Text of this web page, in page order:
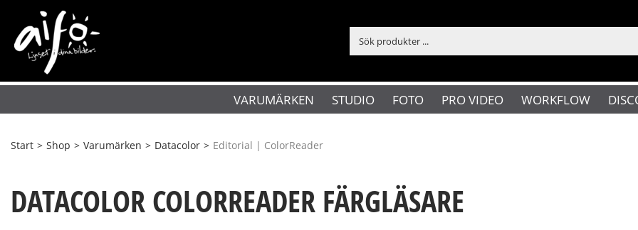
VARUMÄRKEN STUDIO FOTO PRO VIDEO WORKFLOW
Start > Shop > Varumärken > Datacolor > Editorial | ColorReader
DATACOLOR COLORREADER FÄRGLÄSARE